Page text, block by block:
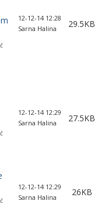
12-12-14 12:28
Sarna Halina
29.5KB
12-12-14 12:29
Sarna Halina
27.5KB
12-12-14 12:29
Sarna Halina
26KB